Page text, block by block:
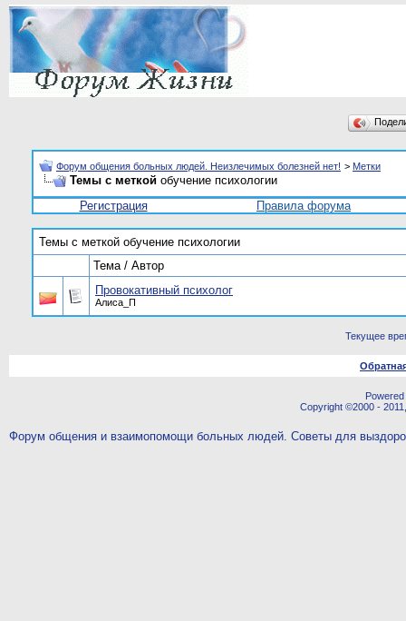
Форум общения больных людей. Неизлечимых болезней нет! > Метки
Темы с меткой обучение психологии
Регистрация
Правила форума
Темы с меткой обучение психологии
Тема / Автор
Провокативный психолог
Алиса_П
Текущее
Copyright ©2000 -
Форум общения и взаимопомощи больных людей. Советы для